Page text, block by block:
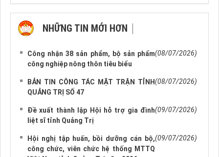
NHỮNG TIN MỚI HƠN
Công nhận 38 sản phẩm, bộ sản phẩm
công nghiệp nông thôn tiêu biểu
(08/07/2026)
BẢN TIN CÔNG TÁC MẶT TRẬN TỈNH
QUẢNG TRỊ SỐ 47
(08/07/2026)
Đề xuất thành lập Hội hỗ trợ gia đình
liệt sĩ tỉnh Quảng Trị
(09/07/2026)
Hội nghị tập huấn, bồi dưỡng cán bộ,
công chức, viên chức hệ thống MTTQ
(09/07/2026)